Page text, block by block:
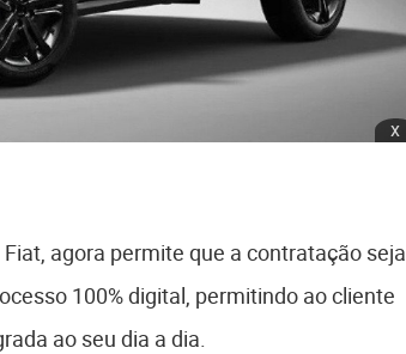
x
agora permite que a contratação seja
100% digital, permitindo ao cliente
ao seu dia a dia.